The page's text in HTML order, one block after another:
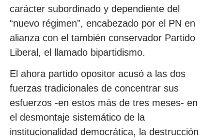
carácter subordinado y dependiente del
“nuevo régimen”, encabezado por el PN en
alianza con el también conservador Partido
Liberal, el llamado bipartidismo.
El ahora partido opositor acusó a las dos
fuerzas tradicionales de concentrar sus
esfuerzos -en estos más de tres meses- en
el desmontaje sistemático de la
institucionalidad democrática, la destrucción